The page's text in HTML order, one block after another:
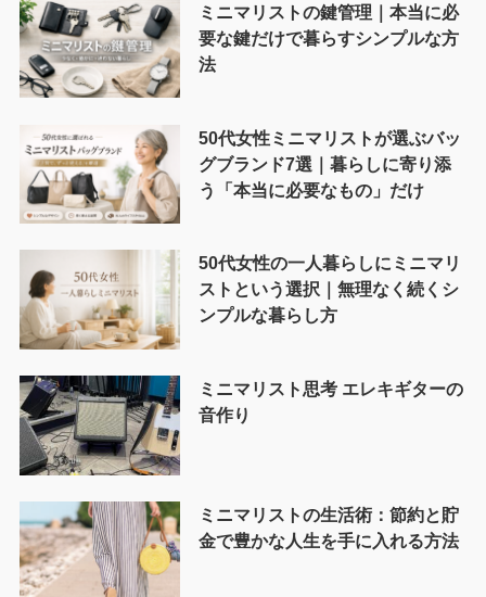
ミニマリストの鍵管理｜本当に必
要な鍵だけで暮らすシンプルな方
法
50代女性ミニマリストが選ぶバッ
グブランド7選｜暮らしに寄り添
う「本当に必要なもの」だけ
50代女性の一人暮らしにミニマリ
ストという選択｜無理なく続くシ
ンプルな暮らし方
ミニマリスト思考 エレキギターの
音作り
ミニマリストの生活術：節約と貯
金で豊かな人生を手に入れる方法